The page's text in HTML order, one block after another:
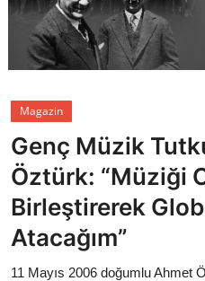
TBMM
Cumhurbaşkanlığı
Bakanlıklar
Siyasi Partiler
Mülki İdare
Magazin
Genç Müzik
Öztürk: “Müziği
Birleştirerek
Atacağım”
11 Mayıs 2006 doğumlu Ahmet